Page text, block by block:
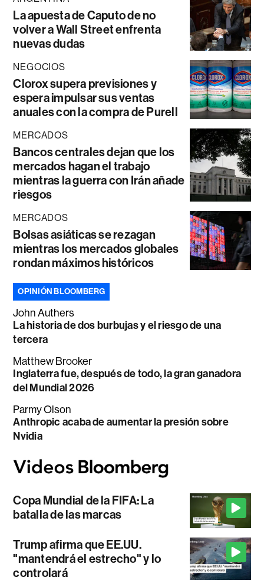
La apuesta de Caputo de no
volver a Wall Street enfrenta
nuevas dudas
NEGOCIOS
Clorox supera previsiones y
espera impulsar sus ventas
anuales con la compra de Purell
MERCADOS
Bancos centrales dejan que los
mercados hagan el trabajo
mientras la guerra con Irán añade
riesgos
MERCADOS
Bolsas asiáticas se rezagan
mientras los mercados globales
rondan máximos históricos
OPINIÓN BLOOMBERG
John Authers
La historia de dos burbujas y el riesgo de una
tercera
Matthew Brooker
Inglaterra fue, después de todo, la gran ganadora
del Mundial 2026
Parmy Olson
Anthropic acaba de aumentar la presión sobre
Nvidia
Copa Mundial de la FIFA: La
batalla de las marcas
Trump afirma que EE.UU.
"mantendrá el estrecho" y lo
controlará